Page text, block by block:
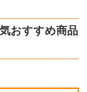
おすすめ商品